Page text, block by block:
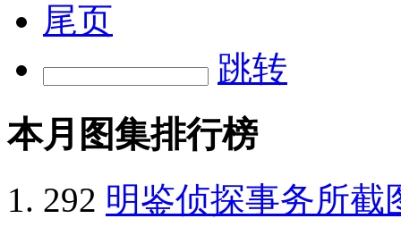
尾页
跳转
本月图集排行榜
292 明鉴侦探事务所截